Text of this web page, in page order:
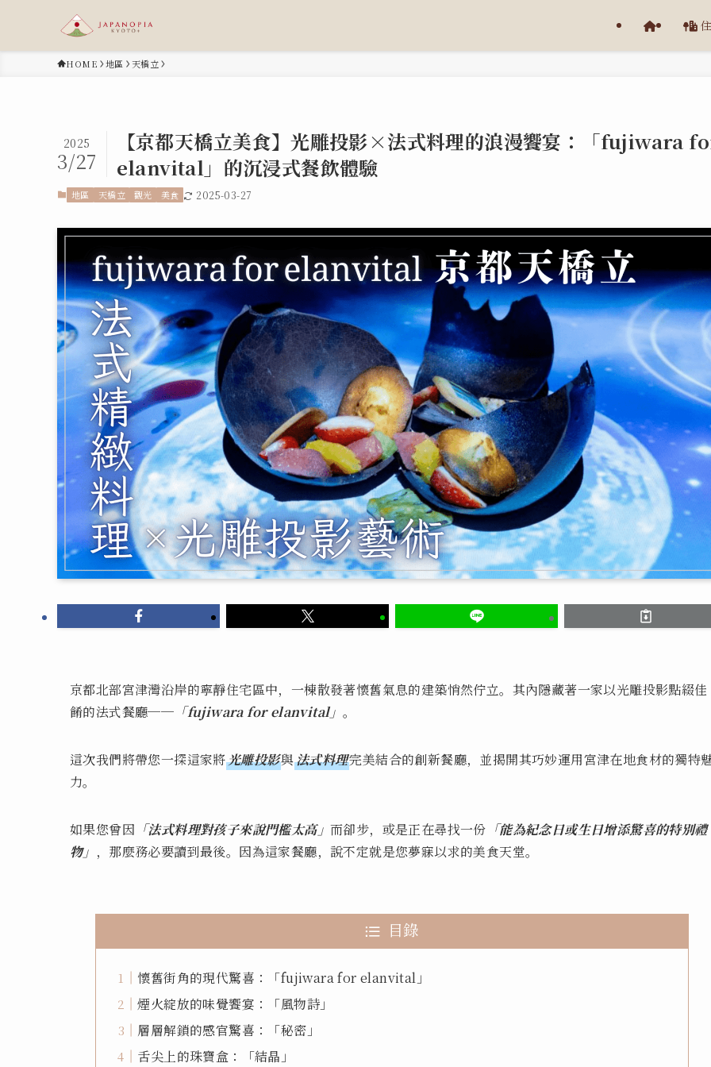
HOME 地區 天橋立
【京都天橋立美食】光雕投影×法式料理的浪漫饗宴：「fujiwara
elanvital」的沉浸式餐飲體驗
2025
3/27
地區 天橋立 觀光 美食 2025-03-27
京都北部宮津灣沿岸的寧靜住宅區中，一棟散發著懷舊氣息的建築悄然佇立。其內隱藏著一家以光雕投影點綴佳
餚的法式餐廳── 「fujiwara for elanvital」 。
這次我們將帶您一探這家將光雕投影與法式料理完美結合的創新餐廳，並揭開其巧妙運用宮津在地食材的獨特
力。
如果您曾因 「法式料理對孩子來說門檻太高」 而卻步，或是正在尋找一份 「能為紀念日或生日增添驚喜的特別禮
物」 ，那麼務必要讀到最後。因為這家餐廳，說不定就是您夢寐以求的美食天堂。
目錄
懷舊街角的現代驚喜：「fujiwara for elanvital」
煙火綻放的味覺饗宴：「風物詩」
層層解鎖的感官驚喜：「秘密」
舌尖上的珠寶盒：「結晶」